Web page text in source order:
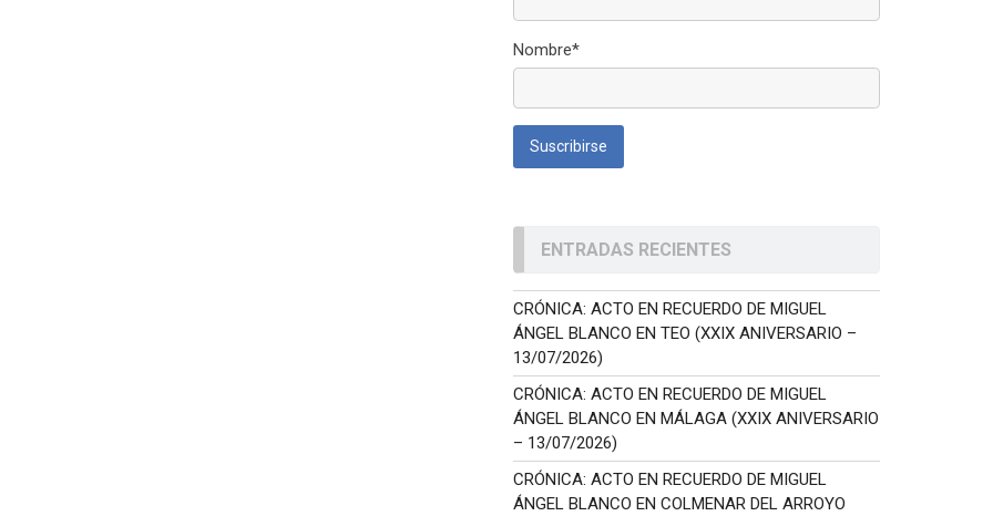
Nombre*
ENTRADAS RECIENTES
CRÓNICA: ACTO EN RECUERDO DE MIGUEL
ÁNGEL BLANCO EN TEO (XXIX ANIVERSARIO –
13/07/2026)
CRÓNICA: ACTO EN RECUERDO DE MIGUEL
ÁNGEL BLANCO EN MÁLAGA (XXIX ANIVERSARIO
– 13/07/2026)
CRÓNICA: ACTO EN RECUERDO DE MIGUEL
ÁNGEL BLANCO EN COLMENAR DEL ARROYO